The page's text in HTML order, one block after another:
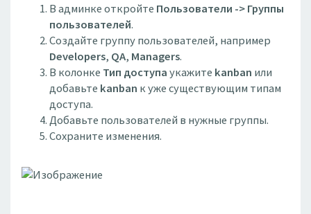
В админке откройте Пользователи -> Группы
пользователей.
Создайте группу пользователей, например
Developers, QA, Managers.
В колонке Тип доступаукажите kanban или
добавьте kanban к уже существующим типам
доступа.
Добавьте пользователей в нужные группы.
Сохраните изменения.